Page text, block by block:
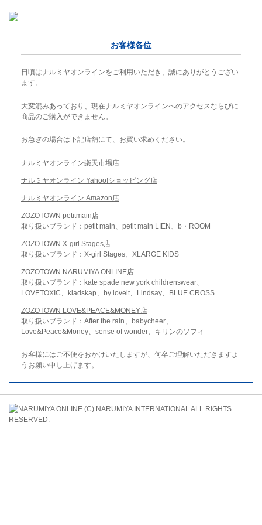
お客様各位
日頃はナルミヤオンラインをご利用いただき、誠にありがとうござい
ます。
大変混みあっており、現在ナルミヤオンラインへのアクセスならびに
商品のご購入ができません。
お急ぎの場合は下記店舗にて、お買い求めください。
ナルミヤオンライン楽天市場店
ナルミヤオンライン Yahoo!ショッピング店
ナルミヤオンライン Amazon店
ZOZOTOWN petitmain店
取り扱いブランド：petit main、petit main LIEN、b・ROOM
ZOZOTOWN X-girl Stages店
取り扱いブランド：X-girl Stages、XLARGE KIDS
ZOZOTOWN NARUMIYA ONLINE店
取り扱いブランド：kate spade new york childrenswear、
LOVETOXIC、kladskap、by loveit、Lindsay、BLUE CROSS
ZOZOTOWN LOVE&PEACE&MONEY店
取り扱いブランド：After the rain、babycheer、
Love&Peace&Money、sense of wonder、キリンのソフィ
お客様にはご不便をおかけいたしますが、何卒ご理解いただきますよ
うお願い申し上げます。